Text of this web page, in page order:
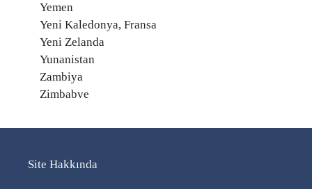
Yemen
Yeni Kaledonya, Fransa
Yeni Zelanda
Yunanistan
Zambiya
Zimbabve
Site Hakkında